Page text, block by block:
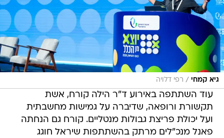
גיא קמחי / רפי דלויה
עוד השתתפה באירוע ד"ר הילה קורח, אשת
תקשורת ורופאה, שדיברה על גמישות מחשבתית
ועל יכולת פריצת גבולות מנטליים. קורח גם הנחתה
פאנל מנכ"לים מרתק בהשתתפות שיראל חוגג